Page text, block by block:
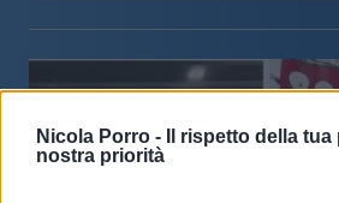
Nicola Porro -
Il rispetto della
nostra priorità